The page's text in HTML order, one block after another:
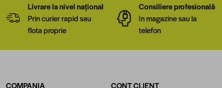
Livrare la nivel național
Prin curier rapid sau
flota proprie
Consiliere profesională
In magazine sau la
telefon
COMPANIA
CONT CLIENT